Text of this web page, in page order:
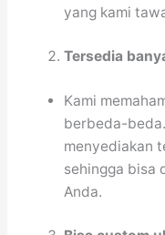
yang kami
Tersedia
Kami
berbeda-
menyediakan
sehingga bisa
Anda.